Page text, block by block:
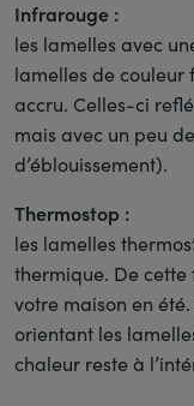
Infrarouge :
les lamelles avec
lamelles de couleur
accru. Celles-ci
mais avec un peu
d’éblouissement).
Thermostop :
les lamelles
thermique. De cette
votre maison en
orientant les
chaleur reste à